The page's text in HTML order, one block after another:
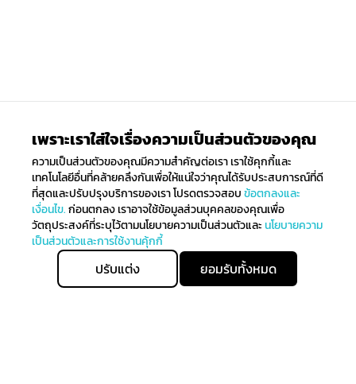
เพราะเราใส่ใจเรื่องความเป็นส่วนตัวของคุณ
ความเป็นส่วนตัวของคุณมีความสำคัญต่อเรา เราใช้คุกกี้และ
เทคโนโลยีอื่นที่คล้ายคลึงกันเพื่อให้แน่ใจว่าคุณได้รับประสบการณ์ที่ดี
ที่สุดและปรับปรุงบริการของเรา โปรดตรวจสอบข้อตกลงและ
เงื่อนไข.ก่อนตกลง เราอาจใช้ข้อมูลส่วนบุคคลของคุณเพื่อ
วัตถุประสงค์ที่ระบุไว้ตามนโยบายความเป็นส่วนตัวและนโยบายความ
เป็นส่วนตัวและการใช้งานคุ้กกี้
ปรับแต่ง ยอมรับทั้งหมด